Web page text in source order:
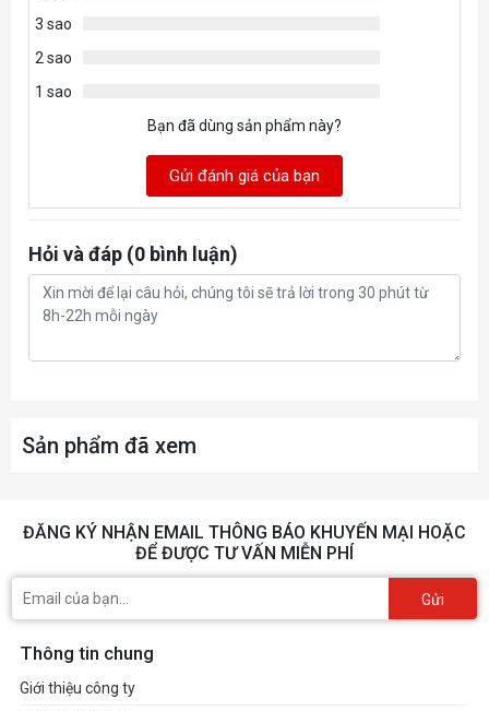
PCI Express
TDP
3 sao
2 sao
1 sao
Bạn đã dùng sản phẩm này?
Gửi đánh giá của bạn
Hỏi và đáp (0 bình luận)
Sản phẩm đã xem
ĐĂNG KÝ NHẬN EMAIL THÔNG BÁO KHUYẾN MẠI HOẶC
ĐỂ ĐƯỢC TƯ VẤN MIỄN PHÍ
Gửi
Thông tin chung
Giới thiệu công ty